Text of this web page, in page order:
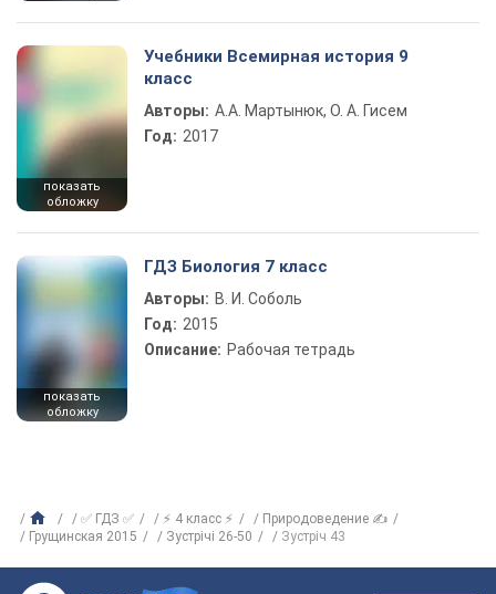
показать
обложку
Учебники Всемирная история 9
класс
Авторы: А.А. Мартынюк, О. А. Гисем
Год: 2017
показать
обложку
ГДЗ Биология 7 класс
Авторы: В. И. Соболь
Год: 2015
Описание: Рабочая тетрадь
✅ ГДЗ ✅ ⚡ 4 класс ⚡
Природоведение ✍
Грущинская 2015
Зустрічі 26-50 Зустріч 43